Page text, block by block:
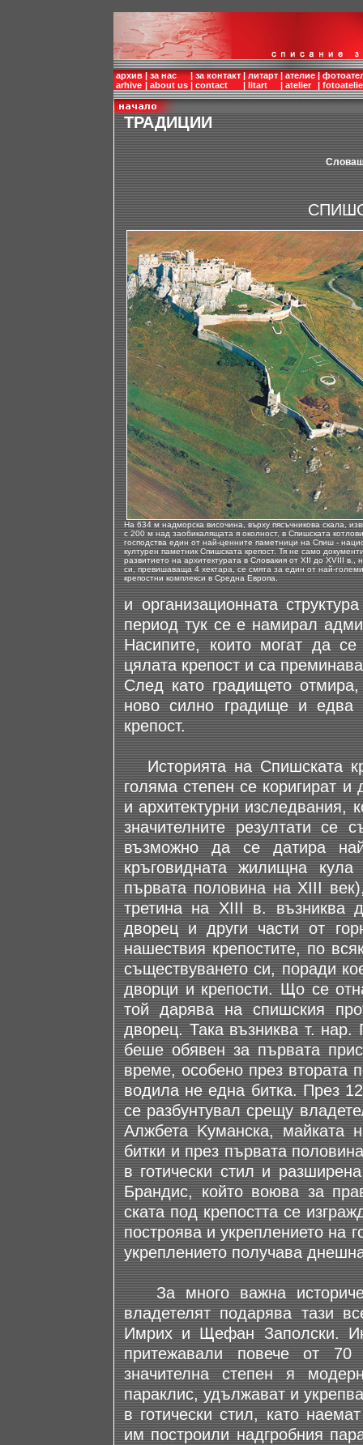
архив
arhive
|
|
за нас
about us
|
|
за контакт
contact
|
|
литарт
litart
|
|
ателие
atelier
|
|
ТРАДИЦИИ
На 634 м надморска височина, върху пясъчникова скала,
с 200 м над заобикалящата я околност, в Спишската
господства един от най-ценните паметници на Спиш -
културен паметник Спишската крепост. Тя не само
развитието на архитектурата в Словакия от XII до XVIII в.,
си, превишаваща 4 хектара, се смята за един от най-
крепостни комплекси в Средна Европа.
и организационната
период тук се е намирал
Насипите, които могат да
цялата крепост и са
След като градището
ново силно градище и едва
крепост.
Историята на Спишската
голяма степен се коригират и
и архитектурни изследвания,
значителните резултати се
възможно да се датира
кръговидната жилищна
първата половина на XIII
третина на XIII в. възниква
дворец и други части от
нашествия крепостите, по
съществуването си, поради
дворци и крепости. Що се
той дарява на спишския
дворец. Така възниква т. нар.
беше обявен за първата
време, особено през втората
водила не една битка. През
се разбунтувал срещу
Алжбета Kуманска, майката
битки и през първата
в готически стил и
Брандис, който воюва за
ската под крепостта се
построява и укреплението на
укреплението получава
За много важна
владетелят подарява тази
Имрих и Щефан Заполски.
притежавали повече от
значителна степен я
параклис, удължават и
в готически стил, като
им построили надгробния